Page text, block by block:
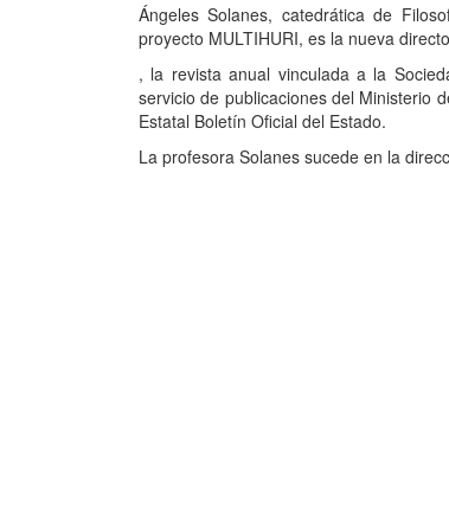
Ángeles Solanes, catedrática de
proyecto MULTIHURI, es la nueva
, la revista anual vinculada a la
servicio de publicaciones del Ministerio
Estatal Boletín Oficial del Estado.
La profesora Solanes sucede en la